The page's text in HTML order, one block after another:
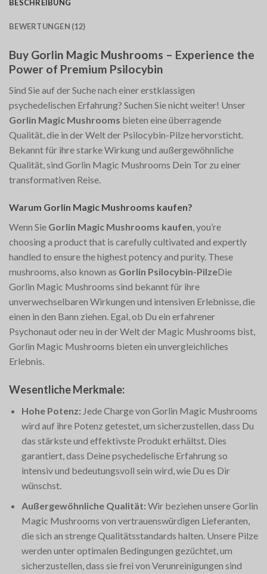
BESCHREIBUNG
BEWERTUNGEN (12)
Buy Gorlin Magic Mushrooms – Experience the
Power of Premium Psilocybin
Sind Sie auf der Suche nach einer erstklassigen
psychedelischen Erfahrung? Suchen Sie nicht weiter! Unser
Gorlin Magic Mushrooms bieten eine überragende
Qualität, die in der Welt der Psilocybin-Pilze hervorsticht.
Bekannt für ihre starke Wirkung und außergewöhnliche
Qualität, sind Gorlin Magic Mushrooms Dein Tor zu einer
transformativen Reise.
Warum Gorlin Magic Mushrooms kaufen?
Wenn Sie Gorlin Magic Mushrooms kaufen, you’re
choosing a product that is carefully cultivated and expertly
handled to ensure the highest potency and purity. These
mushrooms, also known as Gorlin Psilocybin-PilzeDie
Gorlin Magic Mushrooms sind bekannt für ihre
unverwechselbaren Wirkungen und intensiven Erlebnisse, die
einen in den Bann ziehen. Egal, ob Du ein erfahrener
Psychonaut oder neu in der Welt der Magic Mushrooms bist,
Gorlin Magic Mushrooms bieten ein unvergleichliches
Erlebnis.
Wesentliche Merkmale:
Hohe Potenz: Jede Charge von Gorlin Magic Mushrooms
wird auf ihre Potenz getestet, um sicherzustellen, dass Du
das stärkste und effektivste Produkt erhältst. Dies
garantiert, dass Deine psychedelische Erfahrung so
intensiv und bedeutungsvoll sein wird, wie Du es Dir
wünschst.
Außergewöhnliche Qualität: Wir beziehen unsere Gorlin
Magic Mushrooms von vertrauenswürdigen Lieferanten,
die sich an strenge Qualitätsstandards halten. Unsere Pilze
werden unter optimalen Bedingungen gezüchtet, um
sicherzustellen, dass sie frei von Verunreinigungen sind